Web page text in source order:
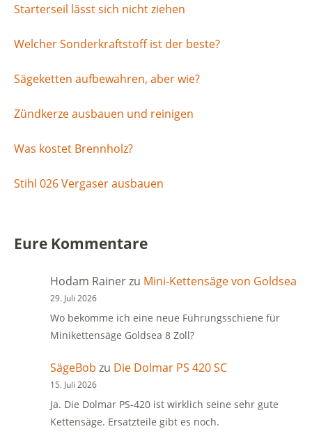
Starterseil lässt sich nicht ziehen
Welcher Sonderkraftstoff ist der beste?
Sägeketten aufbewahren, aber wie?
Zündkerze ausbauen und reinigen
Was kostet Brennholz?
Stihl 026 Vergaser ausbauen
Eure Kommentare
Hodam Rainerzu Mini-Kettensäge von Goldsea
29. Juli 2026
Wo bekomme ich eine neue Führungsschiene für
Minikettensäge Goldsea 8 Zoll?
SägeBob zu Die Dolmar PS 420 SC
15. Juli 2026
Ja. Die Dolmar PS-420 ist wirklich seine sehr gute
Kettensäge. Ersatzteile gibt es noch.